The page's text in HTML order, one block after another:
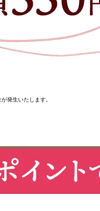
発生いたします。